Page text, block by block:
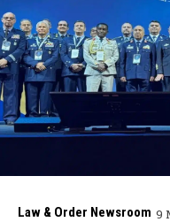
Law & Order Newsroom 9